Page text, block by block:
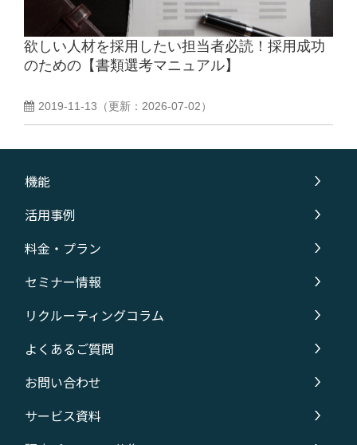
欲しい人材を採用したい担当者必読！採用成功
のための【書類選考マニュアル】
2019-11-13 （更新： 2026-07-02）
機能
活用事例
料金・プラン
セミナー情報
リクルーティングコラム
よくあるご質問
お問い合わせ
サービス資料